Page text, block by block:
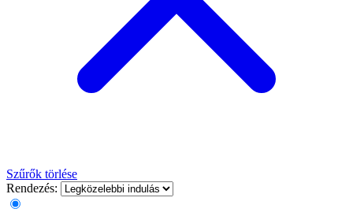
Szűrők törlése
Rendezés: